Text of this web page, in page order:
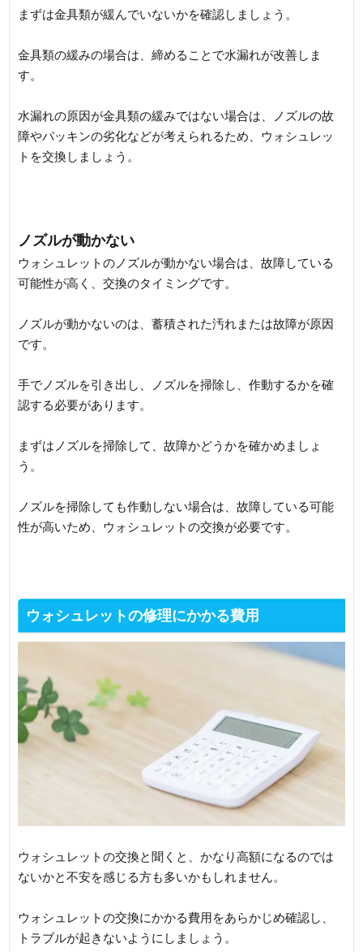
まずは金具類が緩んでいないかを確認しましょう。
金具類の緩みの場合は、締めることで水漏れが改善しま
す。
水漏れの原因が金具類の緩みではない場合は、ノズルの故
障やパッキンの劣化などが考えられるため、ウォシュレッ
トを交換しましょう。
ノズルが動かない
ウォシュレットのノズルが動かない場合は、故障している
可能性が高く、交換のタイミングです。
ノズルが動かないのは、蓄積された汚れまたは故障が原因
です。
手でノズルを引き出し、ノズルを掃除し、作動するかを確
認する必要があります。
まずはノズルを掃除して、故障かどうかを確かめましょ
う。
ノズルを掃除しても作動しない場合は、故障している可能
性が高いため、ウォシュレットの交換が必要です。
ウォシュレットの修理にかかる費用
ウォシュレットの交換と聞くと、かなり高額になるのでは
ないかと不安を感じる方も多いかもしれません。
ウォシュレットの交換にかかる費用をあらかじめ確認し、
トラブルが起きないようにしましょう。